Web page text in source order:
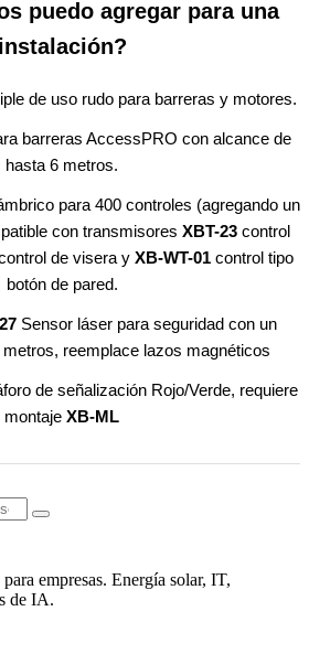
puedo agregar para una
instalación?
de uso rudo para barreras y motores.
barreras AccessPRO con alcance de
hasta 6 metros.
para 400 controles (agregando un
con transmisores XBT-23control
de visera y XB-WT-01 control tipo
botón de pared.
Sensor láser para seguridad con un
reemplace lazos magnéticos
de señalización Rojo/Verde, requiere
montaje XB-ML
empresas. Energía solar, IT,
de IA.